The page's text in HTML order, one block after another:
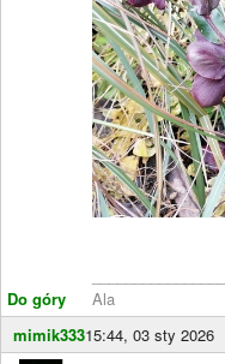
Do góry
Ala
mimik33315:44, 03 sty 2026